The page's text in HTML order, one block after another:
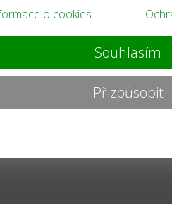
naši Smlouvu platí, že
je tak uzavřena
schválili v rámci
o cookies
Souhlasím
Přizpůsobit